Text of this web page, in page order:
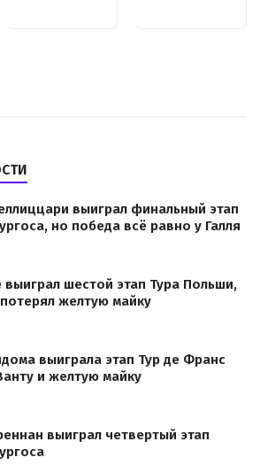
выиграл финальный этап
но победа всё равно у Галля
выиграл шестой этап Тура Польши,
желтую майку
выиграла этап Тур де Франс
и желтую майку
выиграл четвертый этап